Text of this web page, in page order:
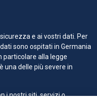
e ai vostri dati. Per
sono ospitati in Germania
particolare alla legge
una delle più severe in
i nostri siti, servizi o